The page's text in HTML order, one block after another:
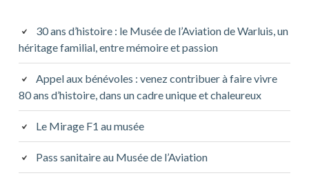
principale
30 ans d’histoire : le Musée de l’Aviation de Warluis, un
héritage familial, entre mémoire et passion
Appel aux bénévoles : venez contribuer à faire vivre
80 ans d’histoire, dans un cadre unique et chaleureux
Le Mirage F1 au musée
Pass sanitaire au Musée de l’Aviation